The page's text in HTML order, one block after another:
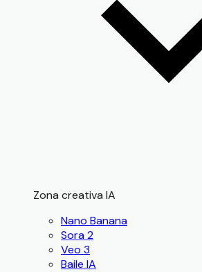
Zona creativa IA
Nano Banana
Sora 2
Veo 3
Baile IA